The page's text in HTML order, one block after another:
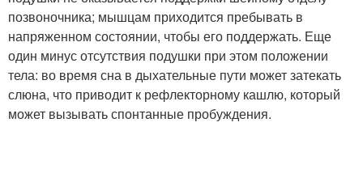
позвоночника; мышцам приходится пребывать в
напряженном состоянии, чтобы его поддержать. Еще
один минус отсутствия подушки при этом положении
тела: во время сна в дыхательные пути может затекать
слюна, что приводит к рефлекторному кашлю, который
может вызывать спонтанные пробуждения.